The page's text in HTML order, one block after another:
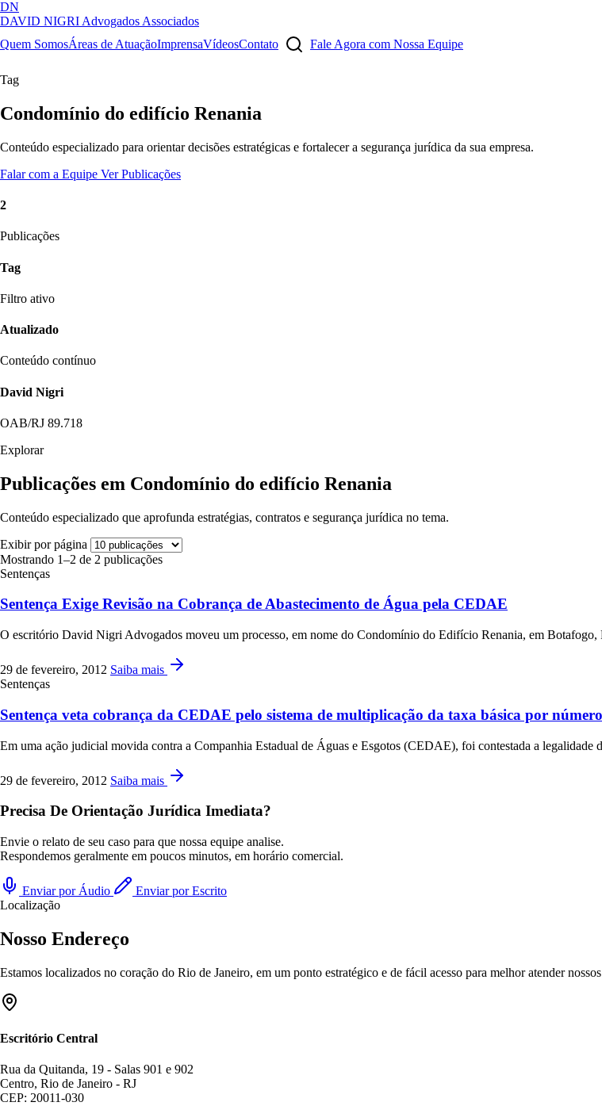
DN
DAVID NIGRI Advogados Associados
Quem SomosÁreas de AtuaçãoImprensaVídeosContato Fale Agora com Nossa Equipe
Artigos, sentenças, áreas de atuação, imprensa...
Tag
Condomínio do edifício Renania
Conteúdo especializado para orientar decisões estratégicas e fortalecer a segurança jurídica da sua empresa.
Falar com a Equipe Ver Publicações
2
Publicações
Tag
Filtro ativo
Atualizado
Conteúdo contínuo
David Nigri
OAB/RJ 89.718
Explorar
Publicações em Condomínio do edifício Renania
Conteúdo especializado que aprofunda estratégias, contratos e segurança jurídica no tema.
Exibir por página
Mostrando 1–2 de 2 publicações
Sentenças
Sentença Exige Revisão na Cobrança de Abastecimento de Água pela CEDAE
O escritório David Nigri Advogados moveu um processo, em nome do Condomínio do Edifício Renania, em
29 de fevereiro, 2012 Saiba mais
Sentenças
Sentença veta cobrança da CEDAE pelo sistema de multiplicação da taxa básica por
Em uma ação judicial movida contra a Companhia Estadual de Águas e Esgotos (CEDAE), foi contestada a legalidade
29 de fevereiro, 2012 Saiba mais
Precisa De Orientação Jurídica Imediata?
Envie o relato de seu caso para que nossa equipe analise.
Respondemos geralmente em poucos minutos, em horário comercial.
Enviar por Áudio
Enviar por Escrito
Localização
Nosso Endereço
Estamos localizados no coração do Rio de Janeiro, em um ponto estratégico e de fácil acesso para melhor atender
Escritório Central
Rua da Quitanda, 19 - Salas 901 e 902
Centro, Rio de Janeiro - RJ
CEP: 20011-030